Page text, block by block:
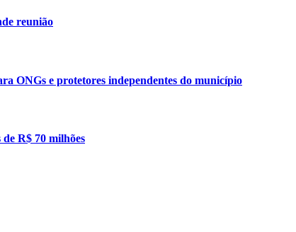
reunião
ONGs e protetores independentes do município
R$ 70 milhões